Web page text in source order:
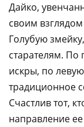
Дайко,
своим
Голубую
старателям. По
искры, по
традиционное
Счастлив тот,
направление